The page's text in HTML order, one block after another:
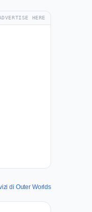
HERE
di Outer Worlds